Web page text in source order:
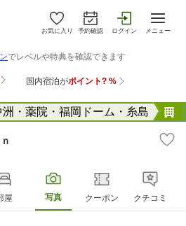
お気に入り 予約確認 ログイン メニュー
洲・薬院・福岡ドーム・糸島
屋 写真 クーポン クチコミ